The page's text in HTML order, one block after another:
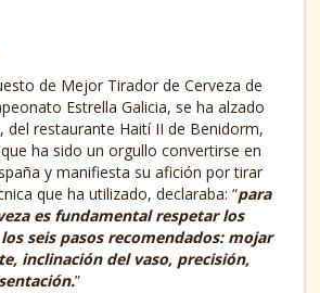
de Mejor Tirador de Cerveza de
Estrella Galicia, se ha alzado
del restaurante Haití II de Benidorm,
ha sido un orgullo convertirse en
y manifiesta su afición por tirar
que ha utilizado, declaraba: “para
es fundamental respetar los
seis pasos recomendados: mojar
inclinación del vaso, precisión,
”